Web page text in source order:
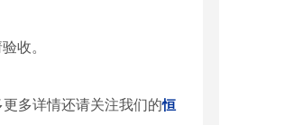
收。
多详情还请关注我们的恒